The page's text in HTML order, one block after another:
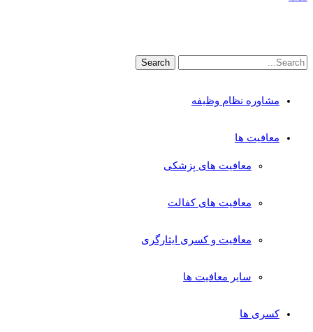
مشاوره نظام وظیفه
معافیت ها
معافیت های پزشکی
معافیت های کفالت
معافیت و کسری ایثارگری
سایر معافیت ها
کسری ها